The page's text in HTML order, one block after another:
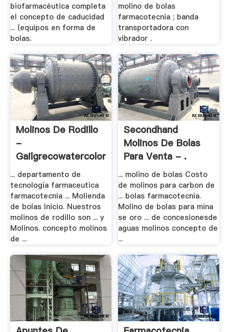
biofarmacéutica completa
el concepto de caducidad
... (equipos en forma de
bolas.
molino de bolas
farmacotecnia ; banda
transportadora con
vibrador .
Molinos De Rodillo
-
Gailgrecowatercolors.xyz
... departamento de
tecnologia farmaceutica
farmacotecnia ... Molienda
de bolas Inicio. Nuestros
molinos de rodillo son ... y
Molinos. concepto molinos
de ...
Secondhand
Molinos De Bolas
Para Venta - .
... molino de bolas Costo
de molinos para carbon de
... bolas farmacotecnia.
Molino de bolas para mina
se oro ... de concesionesde
aguas molinos concepto de
...